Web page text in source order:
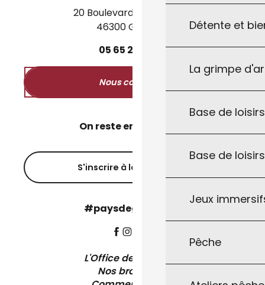
Détente et
La grimpe
Base de
Base de
Jeux
Pêche
20 Boulevard des Martyrs
46300 Gourdon
05 65 27 50
Nous contacter
On reste en contact ?
S'inscrire à la newsletter
#paysdegourdon !
L'Office de Tourisme
Nos brochures